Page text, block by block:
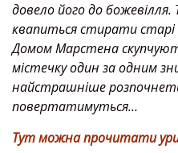
довело його до божевілля.
квапиться стирати старі
Домом Марстена
містечку один за одним
найстрашніше
повертатимуться…
Тут можна прочитати